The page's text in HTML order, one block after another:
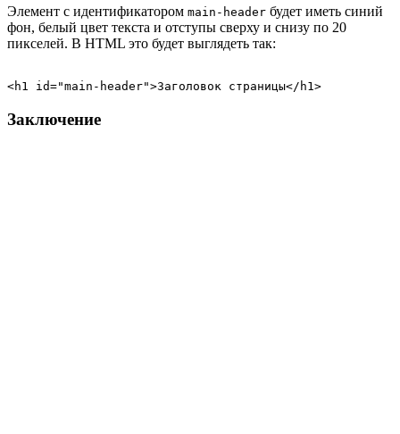
Элемент с идентификатором main-header будет иметь синий
фон, белый цвет текста и отступы сверху и снизу по 20
пикселей. В HTML это будет выглядеть так:
Заключение